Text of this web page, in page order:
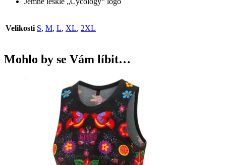
Velikosti S, M, L, XL, 2XL
Mohlo by se Vám líbit…